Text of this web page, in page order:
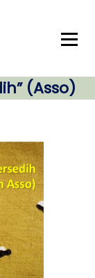
(Asso)